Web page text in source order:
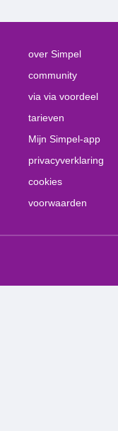
over Simpel
community
via via voordeel
tarieven
Mijn Simpel-app
privacyverklaring
cookies
voorwaarden